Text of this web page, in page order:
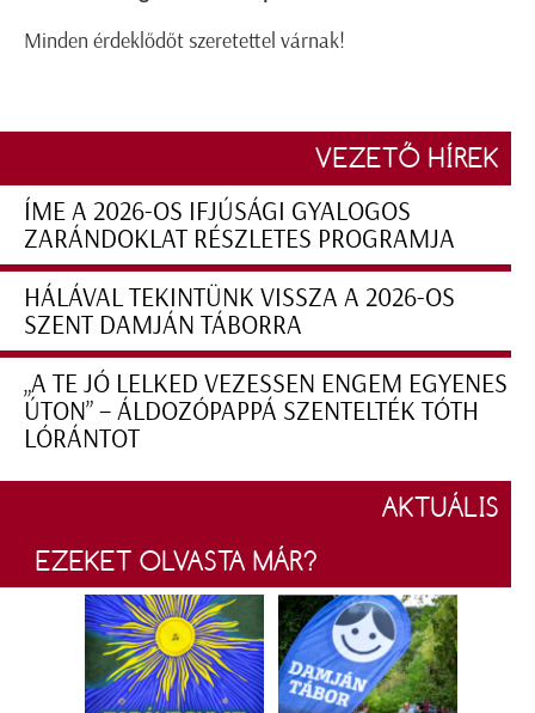
Minden érdeklődőt szeretettel várnak!
VEZETŐ HÍREK
ÍME A 2026-OS IFJÚSÁGI GYALOGOS
ZARÁNDOKLAT RÉSZLETES PROGRAMJA
HÁLÁVAL TEKINTÜNK VISSZA A 2026-OS
SZENT DAMJÁN TÁBORRA
„A TE JÓ LELKED VEZESSEN ENGEM EGYENES
ÚTON” – ÁLDOZÓPAPPÁ SZENTELTÉK TÓTH
LÓRÁNTOT
AKTUÁLIS
EZEKET OLVASTA MÁR?